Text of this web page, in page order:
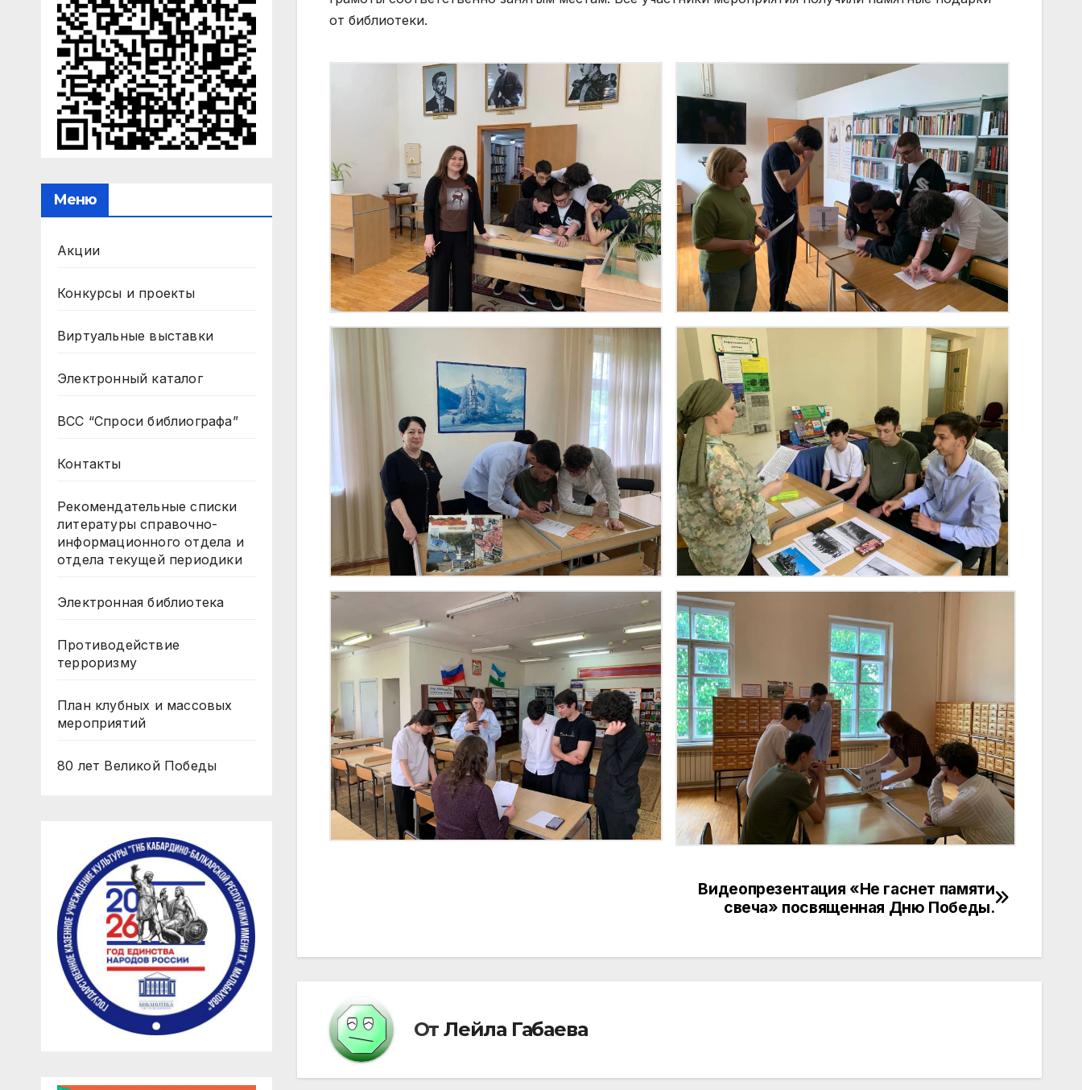
Меню
Акции
Конкурсы и проекты
Виртуальные выставки
Электронный каталог
ВСС “Спроси библиографа”
Контакты
Рекомендательные списки
литературы справочно-
информационного отдела и
отдела текущей периодики
Электронная библиотека
Противодействие
терроризму
План клубных и массовых
мероприятий
80 лет Великой Победы
от библиотеки.
записям
Видеопрезентация «Не гаснет памяти
свеча» посвященная Дню Победы.
От Лейла Габаева